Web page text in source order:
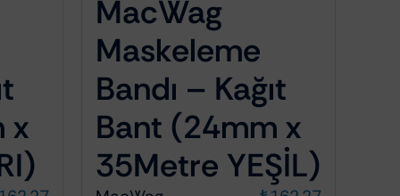
x
MacWag
Maskeleme
Bandı – Kağıt
Bant (24mm x
35Metre YEŞİL)